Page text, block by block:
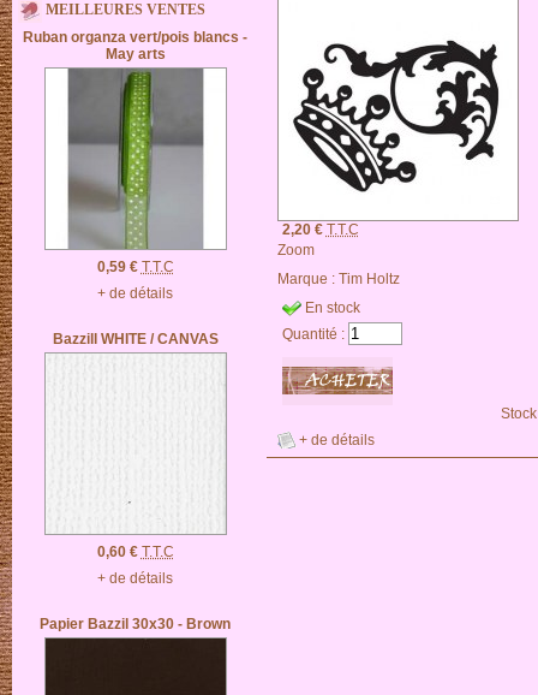
MEILLEURES VENTES
Ruban organza vert/pois blancs -
May arts
0,59 € T.T.C
+ de détails
Bazzill WHITE / CANVAS
0,60 € T.T.C
+ de détails
Papier Bazzil 30x30 - Brown
2,20 € T.T.C
Zoom
Marque : Tim Holtz
En stock
Quantité :
+ de détails